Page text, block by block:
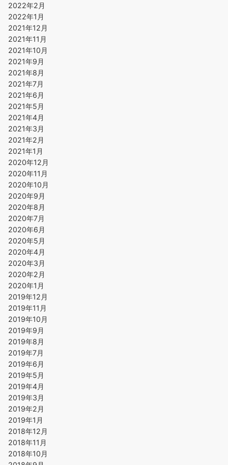
2022年2月
2022年1月
2021年12月
2021年11月
2021年10月
2021年9月
2021年8月
2021年7月
2021年6月
2021年5月
2021年4月
2021年3月
2021年2月
2021年1月
2020年12月
2020年11月
2020年10月
2020年9月
2020年8月
2020年7月
2020年6月
2020年5月
2020年4月
2020年3月
2020年2月
2020年1月
2019年12月
2019年11月
2019年10月
2019年9月
2019年8月
2019年7月
2019年6月
2019年5月
2019年4月
2019年3月
2019年2月
2019年1月
2018年12月
2018年11月
2018年10月